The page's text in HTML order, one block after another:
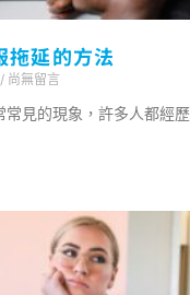
拖延的方法
尚無留言
常見的現象，許多人都經